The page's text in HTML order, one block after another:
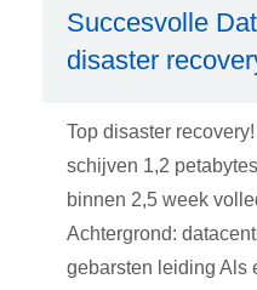
Succesvolle
disaster
Top disaster
schijven 1,2
binnen 2,5 week
Achtergrond:
gebarsten leiding Als